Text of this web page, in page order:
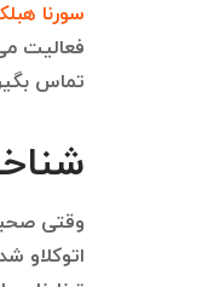
سورنا
فعالیت
تماس
وقتی
اتوکلاو